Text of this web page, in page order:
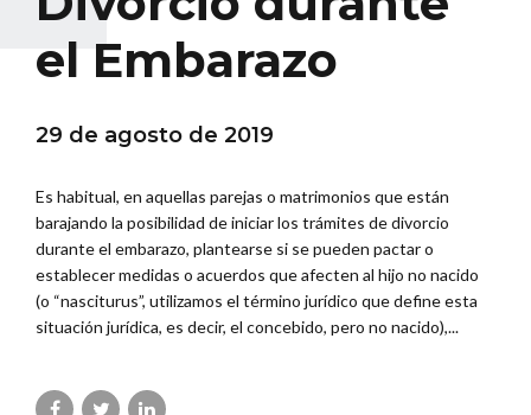
el Embarazo
29 de agosto de 2019
Es habitual, en aquellas parejas o matrimonios que están
barajando la posibilidad de iniciar los trámites de divorcio
durante el embarazo, plantearse si se pueden pactar o
establecer medidas o acuerdos que afecten al hijo no nacido
(o “nasciturus”, utilizamos el término jurídico que define esta
situación jurídica, es decir, el concebido, pero no nacido),...